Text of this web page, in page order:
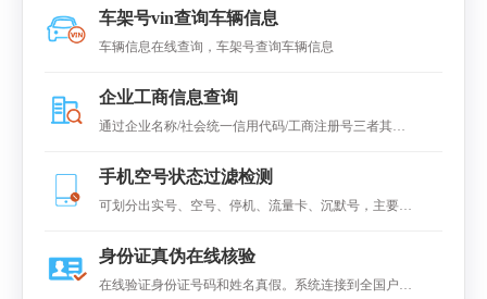
车架号vin查询车辆信息
车辆信息在线查询，车架号查询车辆信息
企业工商信息查询
通过企业名称/社会统一信用代码/工商注册号三者其中
信息。
手机空号状态过滤检测
可划分出实号、空号、停机、流量卡、沉默号，主要广
数据整理、保险代理行业等。
身份证真伪在线核验
在线验证身份证号码和姓名真假。系统连接到全国户籍